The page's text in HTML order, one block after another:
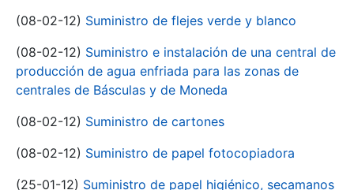
(08-02-12) Suministro de flejes verde y blanco
(08-02-12) Suministro e instalación de una central de
producción de agua enfriada para las zonas de
centrales de Básculas y de Moneda
(08-02-12) Suministro de cartones
(08-02-12) Suministro de papel fotocopiadora
(25-01-12) Suministro de papel higiénico, secamanos